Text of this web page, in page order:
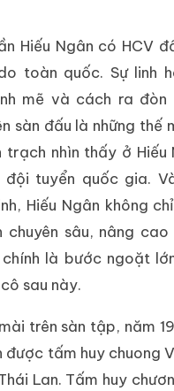
Hiếu Ngân có HCV
toàn quốc. Sự linh
mẽ và cách ra đòn
sàn đấu là những thế
trạch nhìn thấy ở Hiếu
tuyển quốc gia.
Hiếu Ngân không
chuyên sâu, nâng
là bước ngoặt
sau này.
trên sàn tập, năm
được tấm huy chuong
Lan. Tấm huy